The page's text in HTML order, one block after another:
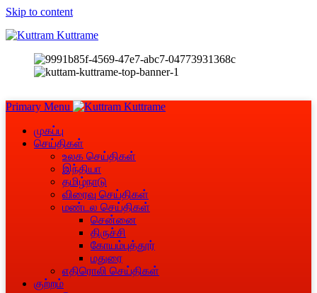
Skip to content
Primary Menu
முகப்பு
செய்திகள்
உலக செய்திகள்
இந்தியா
தமிழ்நாடு
விரைவு செய்திகள்
மண்டல செய்திகள்
சென்னை
திருச்சி
கோயம்புத்தூர்
மதுரை
எதிரொலி செய்திகள்
குற்றம்